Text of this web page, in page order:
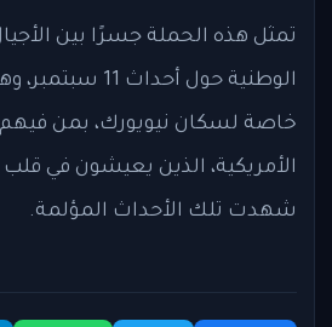
تمثل هذه الحملة جسرًا بين
الوطنية حول أحداث
خاصة لسكان نيويورك، بمن فيهم
الأمريكية، الذين يعيشون في قلب
شهدت تلك الأحداث المؤلمة.